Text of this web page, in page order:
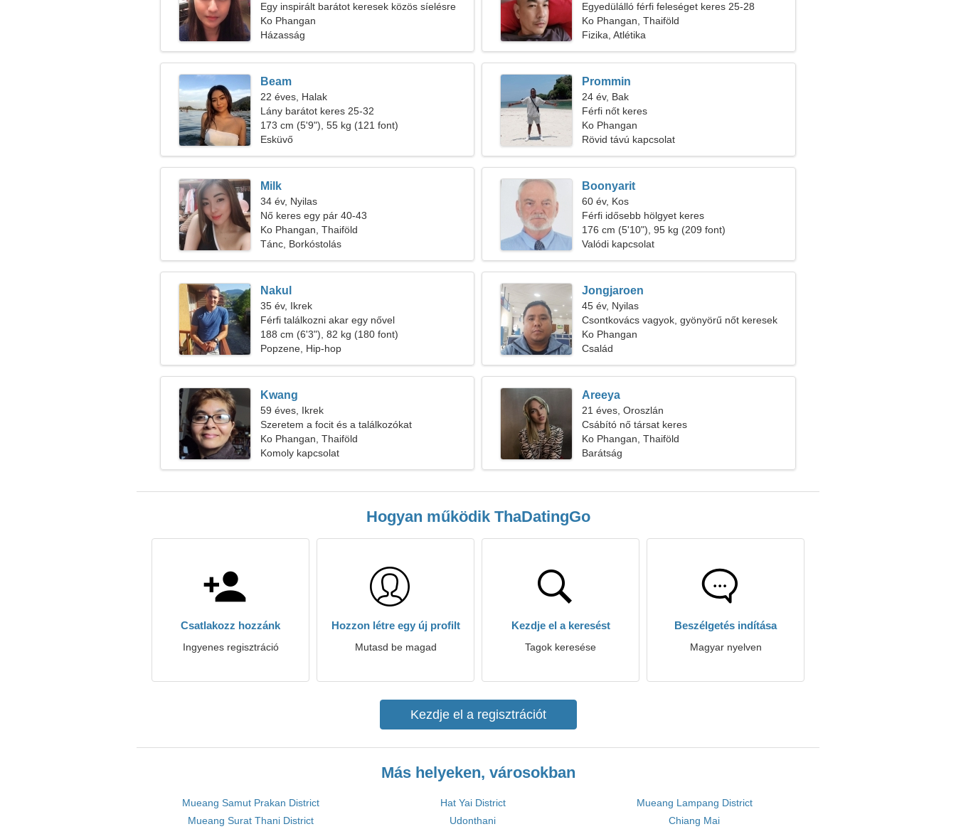
Egy inspirált barátot keresek közös síelésre
Ko Phangan
Házasság
Egyedülálló férfi feleséget keres 25-28
Ko Phangan, Thaiföld
Fizika, Atlétika
Beam
22 éves, Halak
Lány barátot keres 25-32
173 cm (5'9"), 55 kg (121 font)
Esküvő
Prommin
24 év, Bak
Férfi nőt keres
Ko Phangan
Rövid távú kapcsolat
Milk
34 év, Nyilas
Nő keres egy pár 40-43
Ko Phangan, Thaiföld
Tánc, Borkóstolás
Boonyarit
60 év, Kos
Férfi idősebb hölgyet keres
176 cm (5'10"), 95 kg (209 font)
Valódi kapcsolat
Nakul
35 év, Ikrek
Férfi találkozni akar egy nővel
188 cm (6'3"), 82 kg (180 font)
Popzene, Hip-hop
Jongjaroen
45 év, Nyilas
Csontkovács vagyok, gyönyörű nőt keresek
Ko Phangan
Család
Kwang
59 éves, Ikrek
Szeretem a focit és a találkozókat
Ko Phangan, Thaiföld
Komoly kapcsolat
Areeya
21 éves, Oroszlán
Csábító nő társat keres
Ko Phangan, Thaiföld
Barátság
Hogyan működik ThaDatingGo
Csatlakozz hozzánk
Ingyenes regisztráció
Hozzon létre egy új profilt
Mutasd be magad
Kezdje el a keresést
Tagok keresése
Beszélgetés indítása
Magyar nyelven
Kezdje el a regisztrációt
Más helyeken, városokban
Mueang Samut Prakan District Hat Yai District
Mueang Lampang District
Mueang Surat Thani District
Udonthani
Chiang Mai